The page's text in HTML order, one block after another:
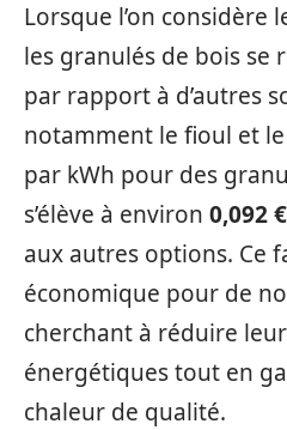
Lorsque l’on considère
les granulés de bois se
par rapport à d’autres
notamment le fioul et
par kWh pour des
s’élève à environ 0,092 €
aux autres options. Ce
économique pour de
cherchant à réduire
énergétiques tout en
chaleur de qualité.